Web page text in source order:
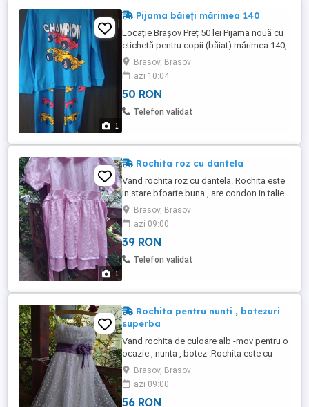
1
Pijama băieți mărimea 140
Locație Brașov Preț 50 lei Pijama nouă cu
etichetă pentru copii (băiat) mărimea 140,
culoare albastră. Perfectă pentru un somn
confortabil și odihnitor. Dimensiuni bluză -
lungime 53 -mânecă 50 -bust 40
Dimensiuni pantalon -lungime 90 -lățime
35 Compoziție 95% poliester 5% spandex
Brasov, Brasov
azi 10:04
50 RON
Telefon validat
1
Rochita roz cu dantela
Vand rochita roz cu dantela. Rochita este
in stare bfoarte buna , are condon in talie .
Lungimea 67-68 cm
Brasov, Brasov
azi 09:00
39 RON
Telefon validat
Rochita pentru nunti , botezuri
superba
Vand rochita de culoare alb -mov pentru o
ocazie , nunta , botez .Rochita este cu
bretele .Se pot regla bretelele. Are si
bolerou alb care vine foarte elegant
.Lungimea rochiei 75 cm fara bretele si 85
cu bretela .Bretele reglabile,.Se vinde
Brasov, Brasov
azi 09:00
56 RON